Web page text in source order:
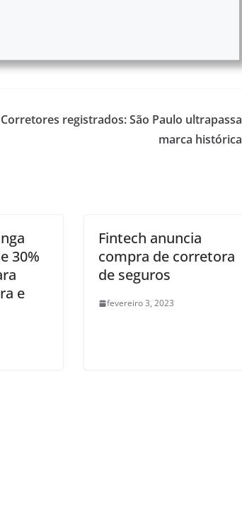
Corretores registrados: São Paulo ultrapassa
marca histórica
30%
e
Fintech anuncia
compra de corretora
de seguros
fevereiro 3, 2023